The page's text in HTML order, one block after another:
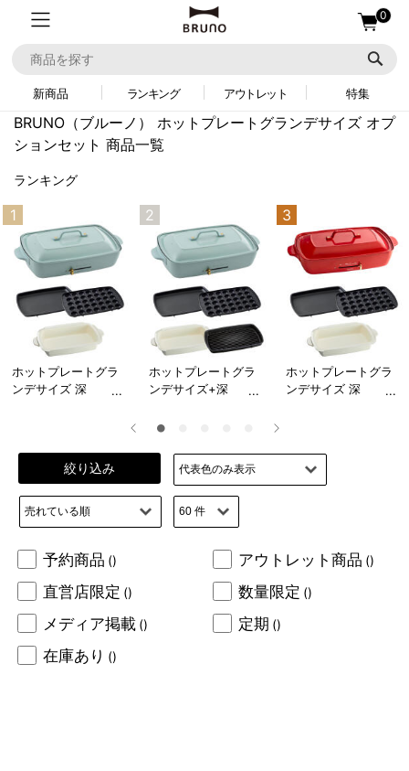
0
新商品 ランキング アウトレット 特集
BRUNO（ブルーノ）
ホットプレートグランデサイズ オプ
ションセット 商品一覧
ランキング
1
ホットプレートグラ
ンデサイズ 深
2
ホットプレートグラ
ンデサイズ+深
3
ホットプレートグラ
ンデサイズ 深
絞り込み
予約商品 () アウトレット商品 ()
直営店限定 () 数量限定 ()
メディア掲載 () 定期 ()
在庫あり ()